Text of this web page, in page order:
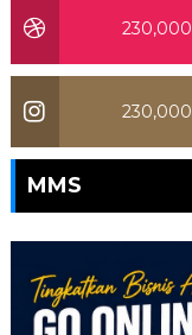
230,000
230,000
MMS